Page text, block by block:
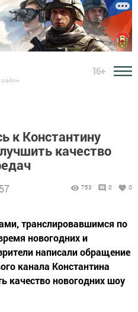
район
16+
к Константину
качество
753 0 0
транслировавшимся по
новогодних и
написали обращение
канала Константина
качество новогодних шоу